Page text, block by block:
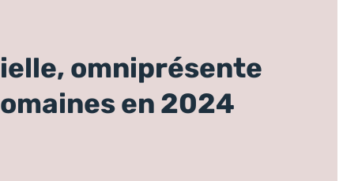
omniprésente
en 2024